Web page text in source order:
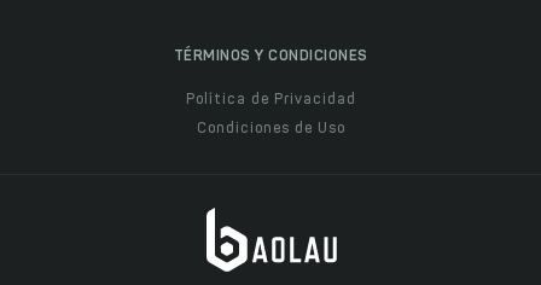
TÉRMINOS Y CONDICIONES
Política de Privacidad
Condiciones de Uso